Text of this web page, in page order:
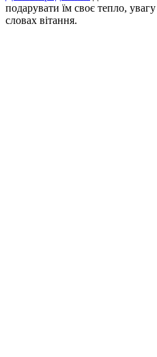
подарувати їм своє тепло,
словах вітання.